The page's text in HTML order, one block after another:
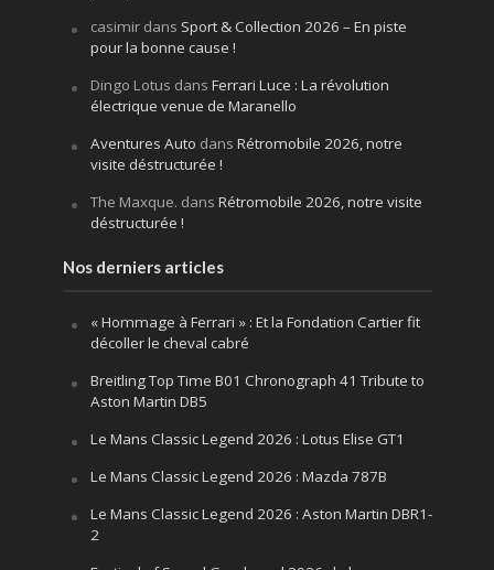
casimirdans Sport & Collection 2026 – En piste
pour la bonne cause !
Dingo Lotus dans Ferrari Luce : La révolution
électrique venue de Maranello
Aventures Auto dans Rétromobile 2026, notre
visite déstructurée !
The Maxque. dans Rétromobile 2026, notre visite
déstructurée !
Nos derniers articles
« Hommage à Ferrari » : Et la Fondation Cartier fit
décoller le cheval cabré
Breitling Top Time B01 Chronograph 41 Tribute to
Aston Martin DB5
Le Mans Classic Legend 2026 : Lotus Elise GT1
Le Mans Classic Legend 2026 : Mazda 787B
Le Mans Classic Legend 2026 : Aston Martin DBR1-
2